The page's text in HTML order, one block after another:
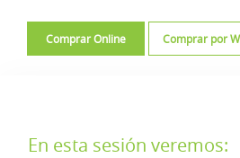
Comprar Online Comprar por
En esta sesión veremos: